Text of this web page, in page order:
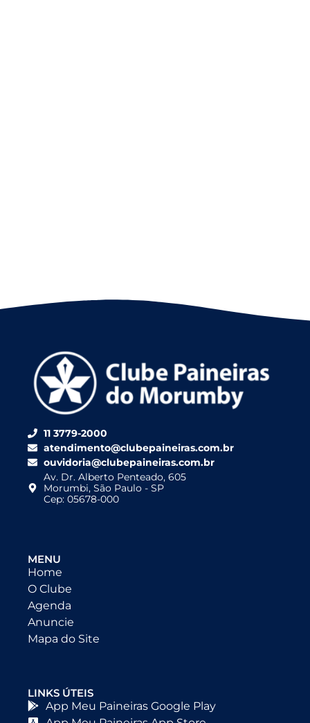
11 3779-2000
atendimento@clubepaineiras.com.br
ouvidoria@clubepaineiras.com.br
Av. Dr. Alberto Penteado, 605
Morumbi, São Paulo - SP
Cep: 05678-000
MENU
Home
O Clube
Agenda
Anuncie
Mapa do Site
LINKS ÚTEIS
App Meu Paineiras Google Play